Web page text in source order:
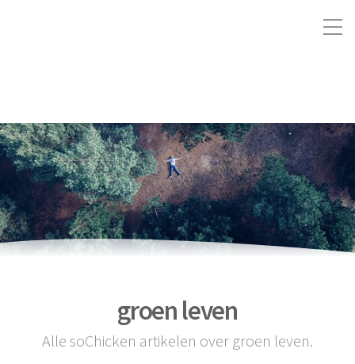
groen leven
Alle soChicken artikelen over groen leven.